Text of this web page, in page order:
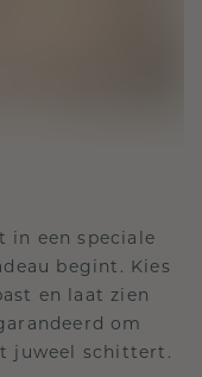
in een speciale
begint. Kies
en laat zien
om
juweel schittert.